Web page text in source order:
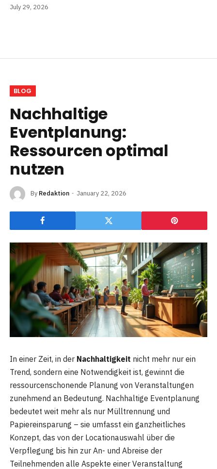
July 29, 2026
BLOG
Nachhaltige
Eventplanung:
Ressourcen optimal
nutzen
By Redaktion January 22, 2026
In einer Zeit, in der Nachhaltigkeit nicht mehr nur ein
Trend, sondern eine Notwendigkeit ist, gewinnt die
ressourcenschonende Planung von Veranstaltungen
zunehmend an Bedeutung. Nachhaltige Eventplanung
bedeutet weit mehr als nur Mülltrennung und
Papiereinsparung – sie umfasst ein ganzheitliches
Konzept, das von der Locationauswahl über die
Verpflegung bis hin zur An- und Abreise der
Teilnehmenden alle Aspekte einer Veranstaltung